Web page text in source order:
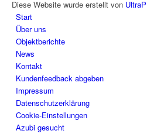
Diese Website wurde erstellt von
Start
Über uns
Objektberichte
News
Kontakt
Kundenfeedback abgeben
Impressum
Datenschutzerklärung
Cookie-Einstellungen
Azubi gesucht